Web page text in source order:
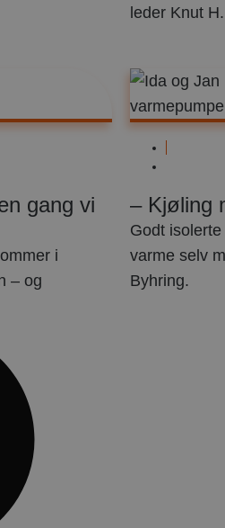
leder Knut
gang vi
i
– og
2021
– Kjøling
Godt
varme selv
Byhring.